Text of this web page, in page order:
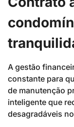
A gestão
constante para
de manutenção
inteligente que
desagradáveis